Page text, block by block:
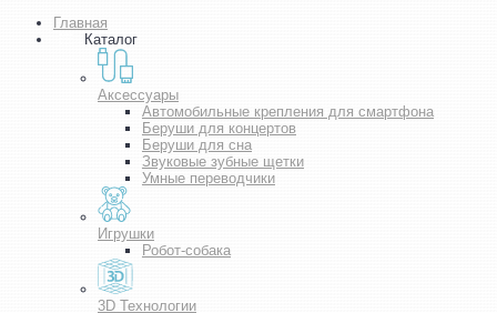
Главная
Каталог
Аксессуары
Автомобильные крепления для смартфона
Беруши для концертов
Беруши для сна
Звуковые зубные щетки
Умные переводчики
Игрушки
Робот-собака
3D Технологии